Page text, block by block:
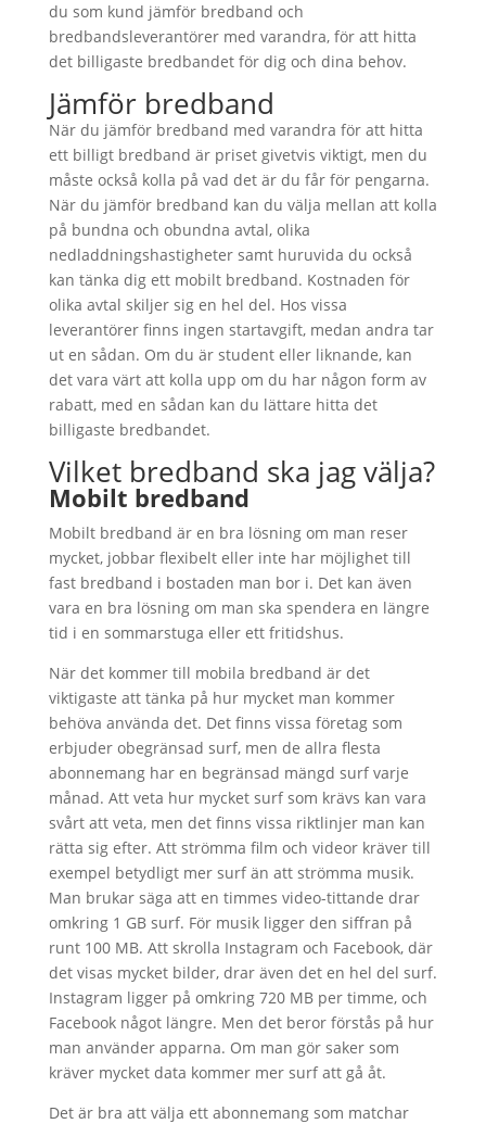
du som kund jämför bredband och
bredbandsleverantörer med varandra, för att hitta
det billigaste bredbandet för dig och dina behov.
Jämför bredband
När du jämför bredband med varandra för att hitta
ett billigt bredband är priset givetvis viktigt, men du
måste också kolla på vad det är du får för pengarna.
När du jämför bredband kan du välja mellan att kolla
på bundna och obundna avtal, olika
nedladdningshastigheter samt huruvida du också
kan tänka dig ett mobilt bredband. Kostnaden för
olika avtal skiljer sig en hel del. Hos vissa
leverantörer finns ingen startavgift, medan andra tar
ut en sådan. Om du är student eller liknande, kan
det vara värt att kolla upp om du har någon form av
rabatt, med en sådan kan du lättare hitta det
billigaste bredbandet.
Vilket bredband ska jag välja?
Mobilt bredband
Mobilt bredband är en bra lösning om man reser
mycket, jobbar flexibelt eller inte har möjlighet till
fast bredband i bostaden man bor i. Det kan även
vara en bra lösning om man ska spendera en längre
tid i en sommarstuga eller ett fritidshus.
När det kommer till mobila bredband är det
viktigaste att tänka på hur mycket man kommer
behöva använda det. Det finns vissa företag som
erbjuder obegränsad surf, men de allra flesta
abonnemang har en begränsad mängd surf varje
månad. Att veta hur mycket surf som krävs kan vara
svårt att veta, men det finns vissa riktlinjer man kan
rätta sig efter. Att strömma film och videor kräver till
exempel betydligt mer surf än att strömma musik.
Man brukar säga att en timmes video-tittande drar
omkring 1 GB surf. För musik ligger den siffran på
runt 100 MB. Att skrolla Instagram och Facebook, där
det visas mycket bilder, drar även det en hel del surf.
Instagram ligger på omkring 720 MB per timme, och
Facebook något längre. Men det beror förstås på hur
man använder apparna. Om man gör saker som
kräver mycket data kommer mer surf att gå åt.
Det är bra att välja ett abonnemang som matchar